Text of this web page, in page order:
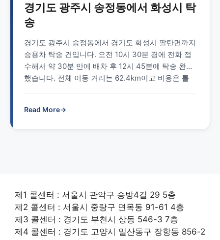
경기도 광주시 송정동에서 화성시 탁
송
경기도 광주시 송정동에서 경기도 화성시 팔탄면까지
승용차 탁송 건입니다. 오전 10시 30분 경에 전화 접
수해서 약 30분 만에 배차 후 12시 45분에 탁송 완료
했습니다. 전체 이동 거리는 62.4km이고 비용은 톨
니다. 안전하게 탁송을 완료했습니다. 현금 결제로 이
Read More→
제1 콜센터 : 서울시 관악구 승방4길 29 5층
제2 콜센터 : 서울시 중랑구 면목동 91-61 4층
제3 콜센터 : 경기도 부천시 상동 546-3 7층
제4 콜센터 : 경기도 고양시 일산동구 장항동 856-2